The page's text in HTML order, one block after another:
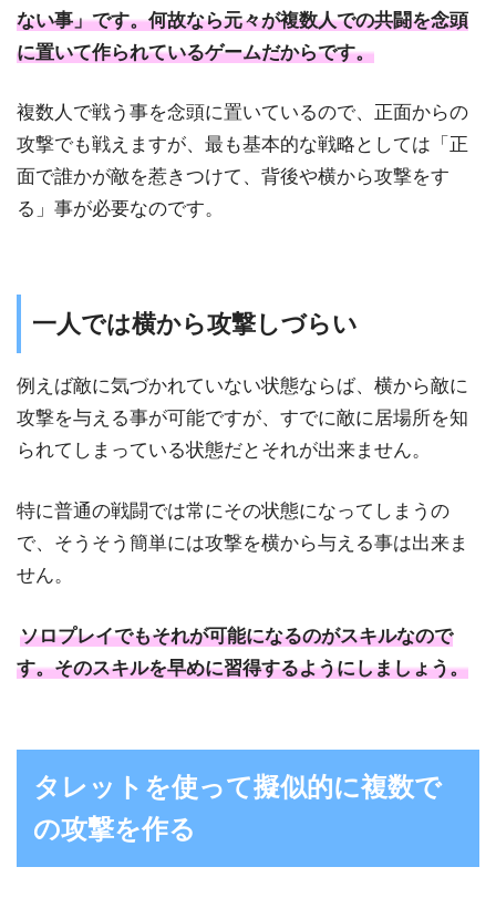
ない事」です。何故なら元々が複数人での共闘を念頭
に置いて作られているゲームだからです。
複数人で戦う事を念頭に置いているので、正面からの
攻撃でも戦えますが、最も基本的な戦略としては「正
面で誰かが敵を惹きつけて、背後や横から攻撃をす
る」事が必要なのです。
一人では横から攻撃しづらい
例えば敵に気づかれていない状態ならば、横から敵に
攻撃を与える事が可能ですが、すでに敵に居場所を知
られてしまっている状態だとそれが出来ません。
特に普通の戦闘では常にその状態になってしまうの
で、そうそう簡単には攻撃を横から与える事は出来ま
せん。
ソロプレイでもそれが可能になるのがスキルなので
す。そのスキルを早めに習得するようにしましょう。
タレットを使って擬似的に複数で
の攻撃を作る